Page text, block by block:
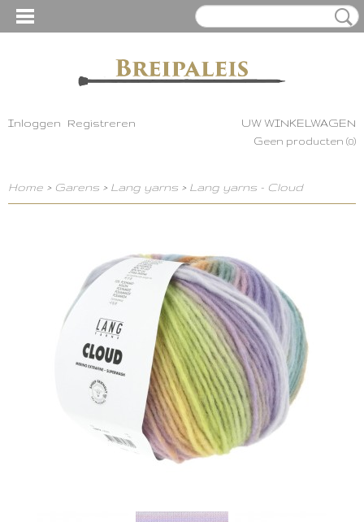
Inloggen Registreren UW WINKELWAGEN
Geen producten (0)
Home > Garens > Lang yarns > Lang yarns - Cloud